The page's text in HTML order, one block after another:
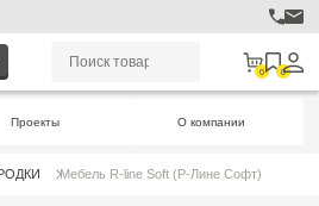
0 0
Проекты О компании
Мебель R-line Soft (Р-Лине Софт)